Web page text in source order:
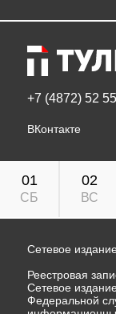
+7 (4872) 52
ВКонтакте
01
СБ
02
ВС
Сетевое
Реестровая
Сетевое
Федеральной